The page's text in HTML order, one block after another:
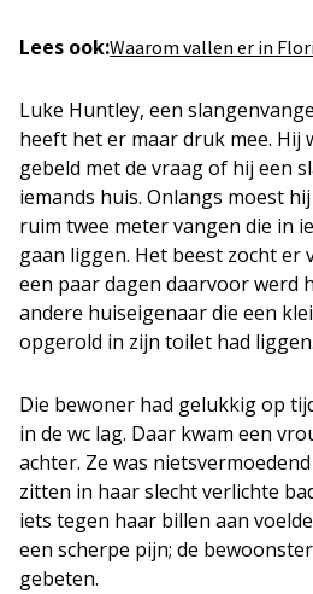
Lees ook:Waarom vallen er in
Luke Huntley, een
heeft het er maar druk mee. Hij
gebeld met de vraag of hij een
iemands huis. Onlangs moest
ruim twee meter vangen die in
gaan liggen. Het beest zocht er
een paar dagen daarvoor werd
andere huiseigenaar die een
opgerold in zijn toilet had liggen.
Die bewoner had gelukkig op
in de wc lag. Daar kwam een
achter. Ze was
zitten in haar slecht verlichte
iets tegen haar billen aan
een scherpe pijn; de
gebeten.